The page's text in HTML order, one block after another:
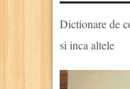
Dictionare de
si inca altele